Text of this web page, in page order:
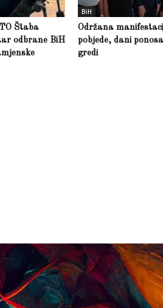
Štaba
odbrane BiH
BiH
Održana
pobjede, dani
gredi